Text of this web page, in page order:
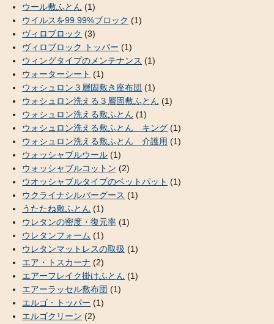
ウール敷ふとん (1)
ウイルスを99.99%ブロック (1)
ヴィロブロック (3)
ヴィロブロック トッパー (1)
ウィングタイプのメンテナンス (1)
ウォーターシート (1)
ウォシュロン３層固敷き座布団 (1)
ウォシュロン洗える３層固敷ふとん (1)
ウォシュロン洗える敷ふとん (1)
ウォシュロン洗える敷ふとん キング (1)
ウォシュロン洗える敷ふとん 介護用 (1)
ウォッシャブルウール (1)
ウォッシャブルコットン (2)
ウオッシャブルタイプのベットパット (1)
ウクライナシルバーグース (1)
うたたね敷ふとん (1)
ウレタンの密度・復元率 (1)
ウレタンフォーム (1)
ウレタンマットレスの取扱 (1)
エア・トスカーナ (2)
エアーフレイク掛けふとん (1)
エアーラッセル敷布団 (1)
エルゴ・トッパー (1)
エルゴクリーン (2)